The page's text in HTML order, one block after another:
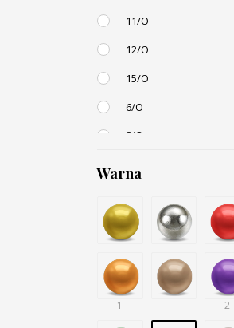
11/O
12/O
15/O
6/O
8/O
6mm
Small / S-P
Warna
1 2